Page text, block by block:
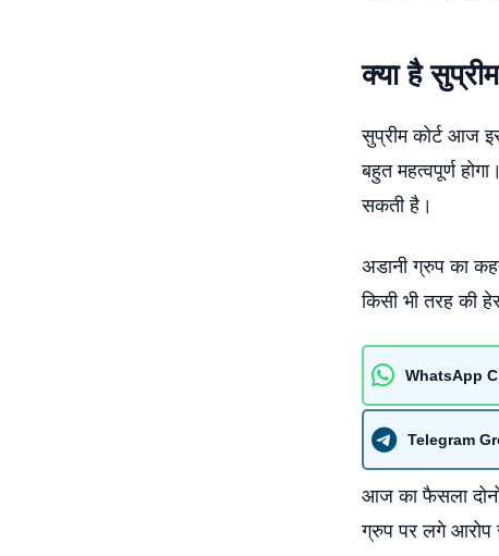
क्या है
सुप्रीम कोर्ट आज
बहुत महत्वपूर्ण
सकती है।
अडानी ग्रुप का
किसी भी तरह की
WhatsApp
Telegram
आज का फैसला दोनों
ग्रुप पर लगे आरोप